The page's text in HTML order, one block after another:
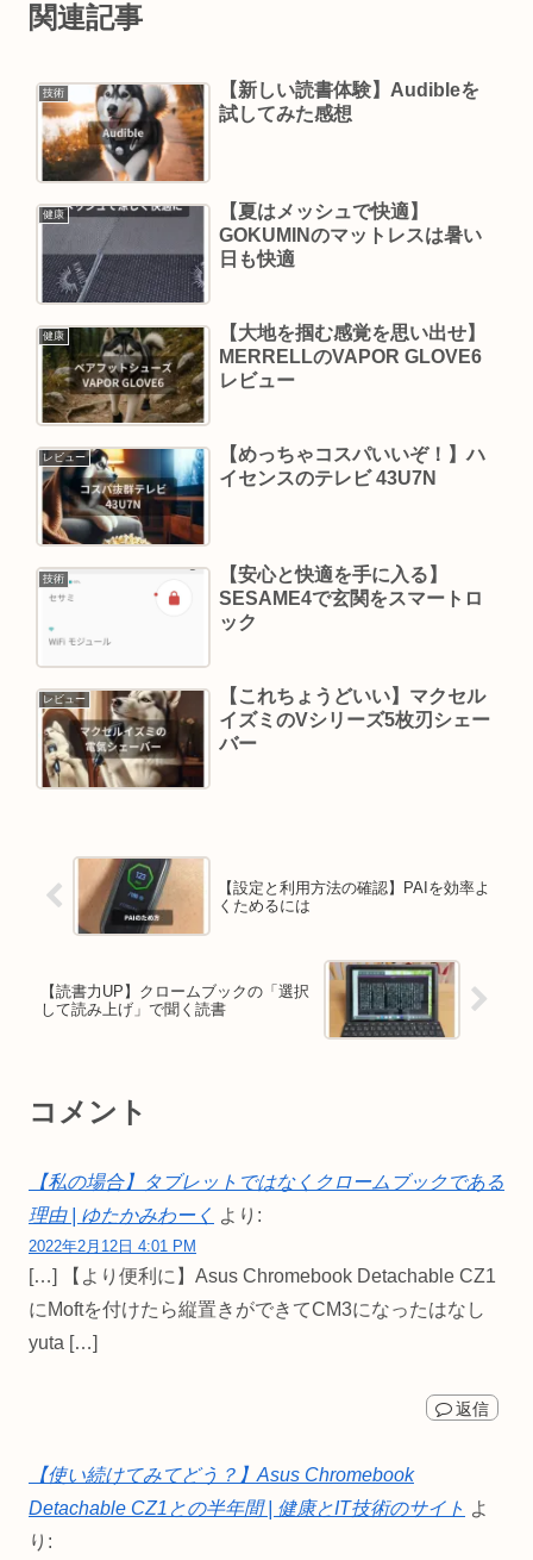
関連記事
技術
【新しい読書体験】Audibleを
試してみた感想
健康
【夏はメッシュで快適】
GOKUMINのマットレスは暑い
日も快適
健康
【大地を掴む感覚を思い出せ】
MERRELLのVAPOR GLOVE6
レビュー
レビュー
【めっちゃコスパいいぞ！】ハ
イセンスのテレビ 43U7N
技術
【安心と快適を手に入る】
SESAME4で玄関をスマートロ
ック
レビュー
【これちょうどいい】マクセル
イズミのVシリーズ5枚刃シェー
バー
【設定と利用方法の確認】PAIを効率よ
くためるには
【読書力UP】クロームブックの「選択
して読み上げ」で聞く読書
コメント
【私の場合】タブレットではなくクロームブックである
理由 | ゆたかみわーく より:
2022年2月12日 4:01 PM
[…] 【より便利に】Asus Chromebook Detachable CZ1
にMoftを付けたら縦置きができてCM3になったはなし
yuta […]
返信
【使い続けてみてどう？】Asus Chromebook
Detachable CZ1との半年間 | 健康とIT技術のサイト よ
り: